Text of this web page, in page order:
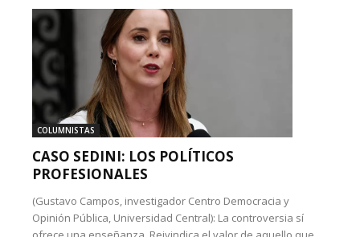
COLUMNISTAS
CASO SEDINI: LOS POLÍTICOS
PROFESIONALES
(Gustavo Campos, investigador Centro Democracia y
Opinión Pública, Universidad Central): La controversia sí